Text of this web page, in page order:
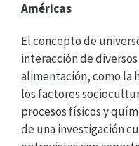
Américas
El concepto de
interacción de
alimentación, como la
los factores
procesos físicos y
de una investigación